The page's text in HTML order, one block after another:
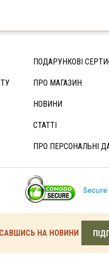
ПОДАРУНКОВІ
ПРО МАГАЗИН
НОВИНИ
СТАТТІ
ПРО ПЕРСОНАЛЬНІ
НА НОВИНИ